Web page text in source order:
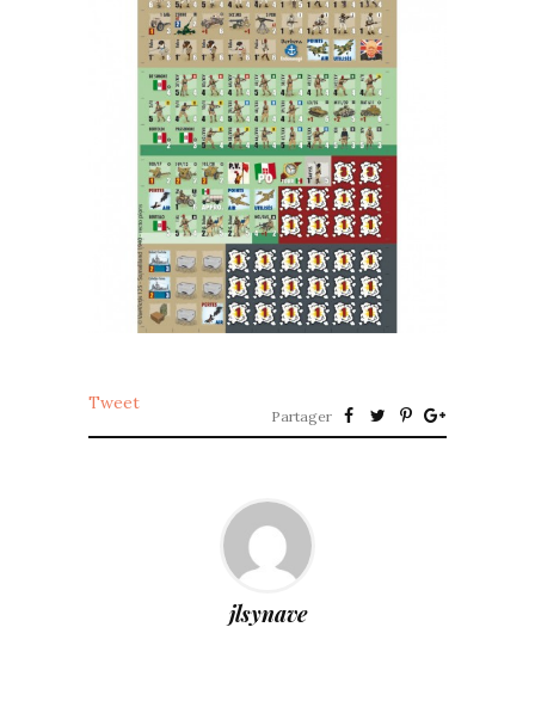
Tweet
Partager
jlsynave